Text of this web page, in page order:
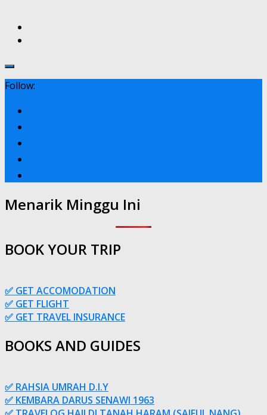
Follow:
Menarik Minggu Ini
BOOK YOUR TRIP
✅ GET ACCOMODATION
✅ GET FLIGHT
✅ GET TRAVEL INSURANCE
BOOKS AND GUIDES
✅ RAHSIA UMRAH D.I.Y
✅ KEMBARA DARUS SENAWI 1963